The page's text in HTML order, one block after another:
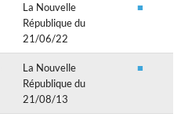
La Nouvelle
République du
21/06/22
■
La Nouvelle
République du
21/08/13
■